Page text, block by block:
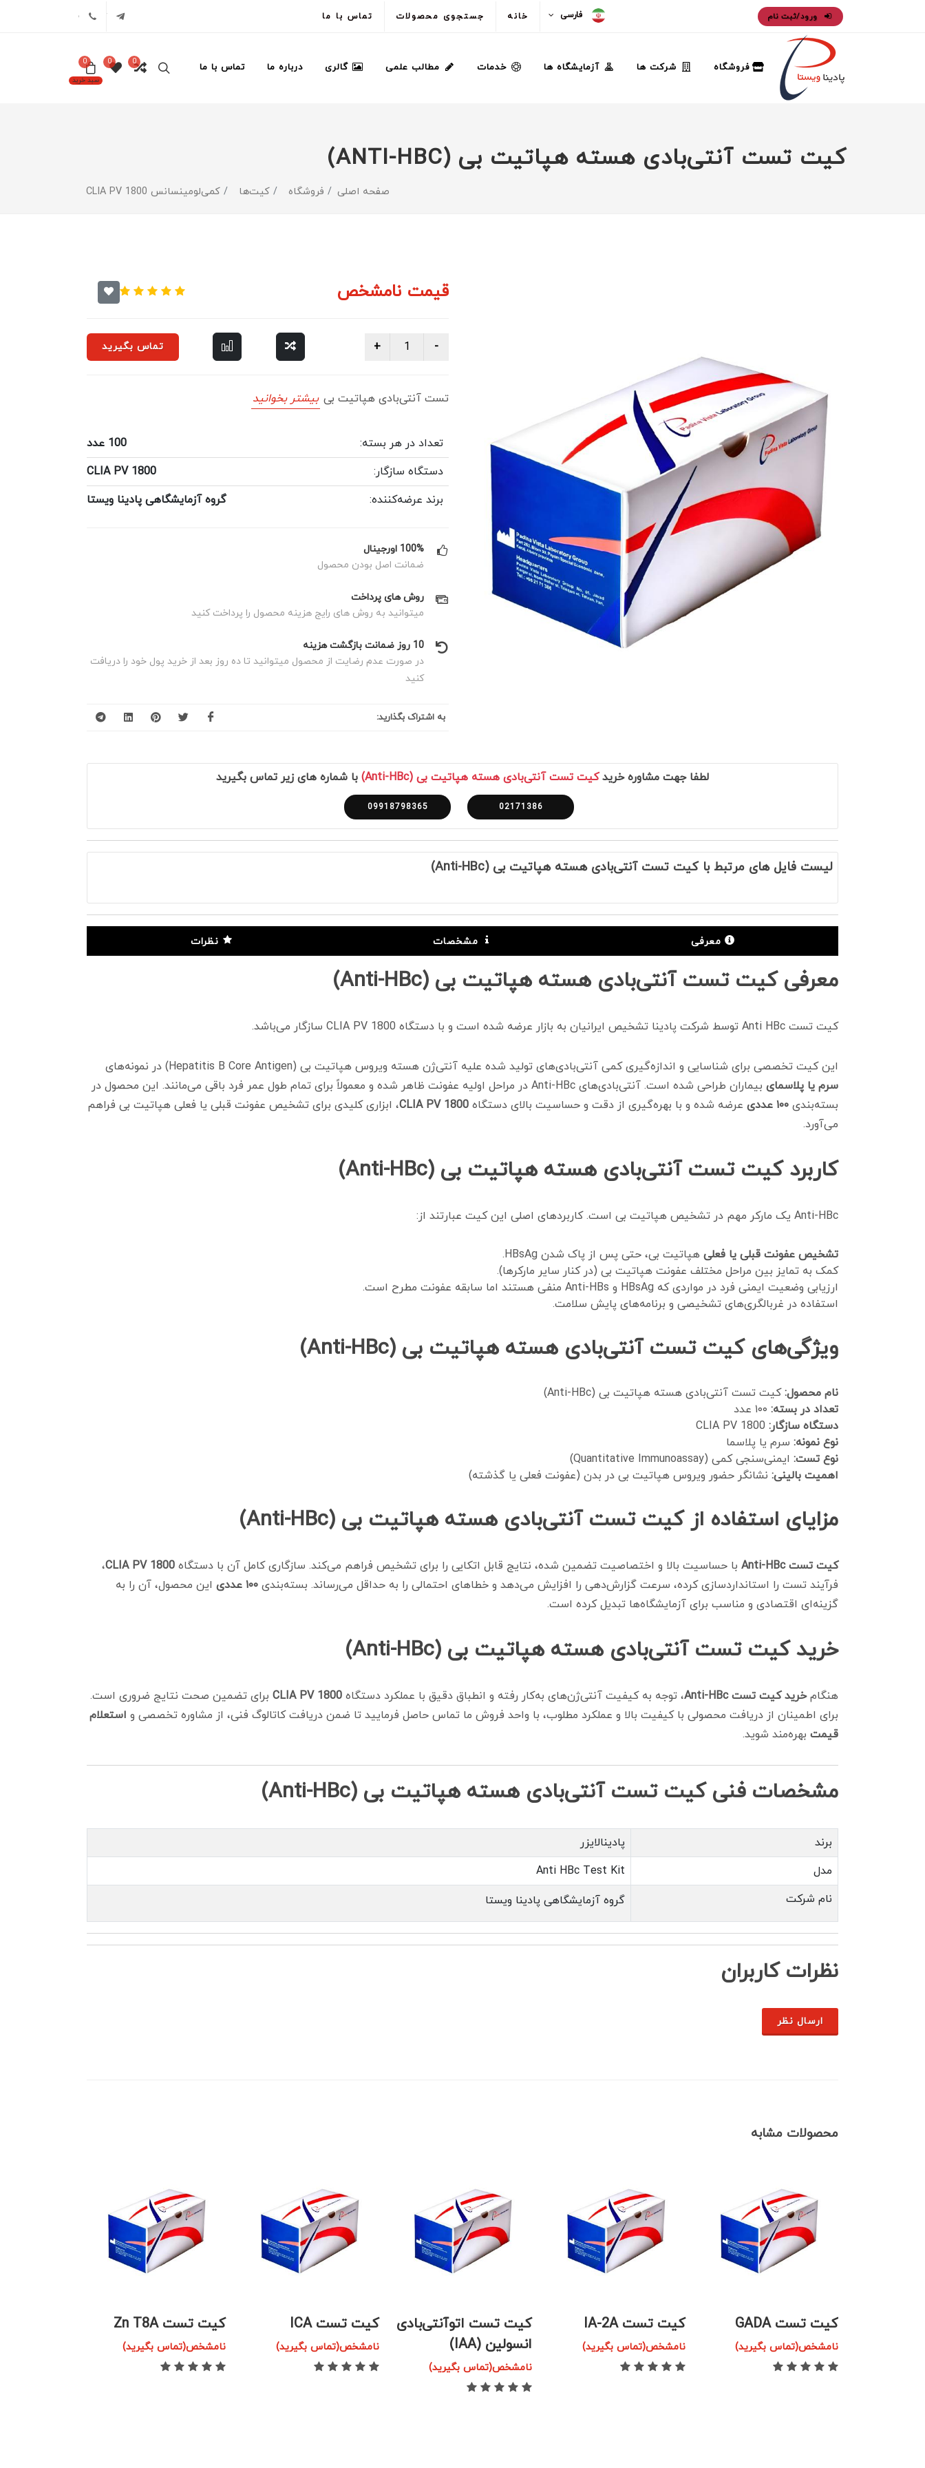
ورود/ثبت نام فارسی خانه جستجوی محصولات تماس با ما تلگرام
0
0
سبد خرید
0 فروشگاه شرکت ها آزمایشگاه ها خدمات مطالب علمی گالری درباره ما تماس با ما
کیت تست آنتی‌بادی هسته هپاتیت بی (ANTI-HBC)
صفحه اصلی فروشگاه کیت‌ها کمی‌لومینسانس CLIA PV 1800
قیمت نامشخص
تماس بگیرید
تست آنتی‌بادی هپاتیت بی بیشتر بخوانید
تعداد در هر بسته:
100 عدد
دستگاه سازگار:
CLIA PV 1800
برند عرضه‌کننده:
گروه آزمایشگاهی پادینا ویستا
100% اورجینال
ضمانت اصل بودن محصول
روش های پرداخت
میتوانید به روش های رایج هزینه محصول را پرداخت کنید
10 روز ضمانت بازگشت هزینه
در صورت عدم رضایت از محصول میتوانید تا ده روز بعد از خرید پول خود را دریافت
کنید
به اشتراک بگذارید:
لطفا جهت مشاوره خریدکیت تست آنتی‌بادی هسته هپاتیت بی (Anti-HBc) با شماره های زیر تماس بگیرید
02171386
09918798365
لیست فایل های مرتبط با کیت تست آنتی‌بادی هسته هپاتیت بی (Anti-HBc)
معرفی مشخصات نظرات
معرفی کیت تست آنتی‌بادی هسته هپاتیت بی (Anti-HBc)
کیت تست Anti HBc توسط شرکت پادینا تشخیص ایرانیان به بازار عرضه شده است و با دستگاه CLIA PV 1800 سازگار می‌باشد.
این کیت تخصصی برای شناسایی و اندازه‌گیری کمی آنتی‌بادی‌های تولید شده علیه آنتی‌ژن هسته ویروس هپاتیت بی (Hepatitis B Core Antigen) در نمونه‌های
سرم یا پلاسمای
بیماران طراحی شده است. آنتی‌بادی‌های Anti-HBc در مراحل اولیه عفونت ظاهر شده و معمولاً برای تمام طول عمر فرد باقی می‌مانند. این محصول در
بسته‌بندی ۱۰۰ عددی عرضه شده و با بهره‌گیری از دقت و حساسیت بالای دستگاه CLIA PV 1800، ابزاری کلیدی برای تشخیص عفونت قبلی یا فعلی هپاتیت بی فراهم
می‌آورد.
کاربرد کیت تست آنتی‌بادی هسته هپاتیت بی (Anti-HBc)
Anti-HBc یک مارکر مهم در تشخیص هپاتیت بی است. کاربردهای اصلی این کیت عبارتند از:
تشخیص عفونت قبلی یا فعلی هپاتیت بی، حتی پس از پاک شدن HBsAg.
کمک به تمایز بین مراحل مختلف عفونت هپاتیت بی (در کنار سایر مارکرها).
ارزیابی وضعیت ایمنی فرد در مواردی که HBsAg و Anti-HBs منفی هستند اما سابقه عفونت مطرح است.
استفاده در غربالگری‌های تشخیصی و برنامه‌های پایش سلامت.
ویژگی‌های کیت تست آنتی‌بادی هسته هپاتیت بی (Anti-HBc)
نام محصول:کیت تست آنتی‌بادی هسته هپاتیت بی (Anti-HBc)
تعداد در بسته:
دستگاه سازگار:
نوع نمونه: سرم یا پلاسما
نوع تست: ایمنی‌سنجی کمی (Quantitative Immunoassay)
اهمیت بالینی: نشانگر حضور ویروس هپاتیت بی در بدن (عفونت فعلی یا گذشته)
مزایای استفاده از کیت تست آنتی‌بادی هسته هپاتیت بی (Anti-HBc)
کیت تست Anti-HBc با حساسیت بالا و اختصاصیت تضمین شده، نتایج قابل اتکایی را برای تشخیص فراهم می‌کند. سازگاری کامل آن با دستگاه CLIA PV 1800،
فرآیند تست را استانداردسازی کرده، سرعت گزارش‌دهی را افزایش می‌دهد و خطاهای احتمالی را به حداقل می‌رساند. بسته‌بندی ۱۰۰ عددی
این محصول، آن را به
گزینه‌ای اقتصادی و مناسب برای آزمایشگاه‌ها تبدیل کرده است.
خرید کیت تست آنتی‌بادی هسته هپاتیت بی (Anti-HBc)
هنگامخرید کیت تست Anti-HBc ، توجه به کیفیت آنتی‌ژن‌های به‌کار رفته و انطباق دقیق با عملکرد دستگاه CLIA PV 1800 برای تضمین صحت نتایج ضروری است.
برای اطمینان از دریافت محصولی با کیفیت بالا و عملکرد مطلوب، با واحد فروش ما تماس حاصل فرمایید تا ضمن دریافت کاتالوگ فنی، از مشاوره تخصصی و استعلام
قیمت بهره‌مند شوید.
مشخصات فنی کیت تست آنتی‌بادی هسته هپاتیت بی (Anti-HBc)
برند
پادینالایزر
مدل
Anti HBc Test Kit
نام شرکت
گروه آزمایشگاهی پادینا ویستا
نظرات کاربران
ارسال نظر
محصولات مشابه
کیت تست GADA
نامشخص(تماس بگیرید)
کیت تست IA-2A
نامشخص(تماس بگیرید)
کیت تست اتوآنتی‌بادی
انسولین (IAA)
نامشخص(تماس بگیرید)
کیت تست ICA
نامشخص(تماس بگیرید)
کیت تست Zn T8A
نامشخص(تماس بگیرید)